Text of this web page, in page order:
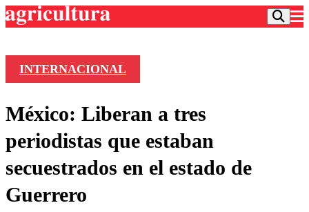
Frecuencias
Agricultura TV
Deportes
Colo Colo
Motor
Entretención
Vida Social
INTERNACIONAL
México: Liberan a tres
periodistas que estaban
secuestrados en el estado de
Guerrero